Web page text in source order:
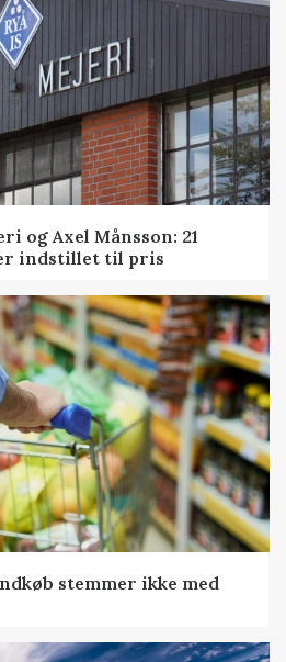
og Axel Månsson: 21
indstillet til pris
stemmer ikke med